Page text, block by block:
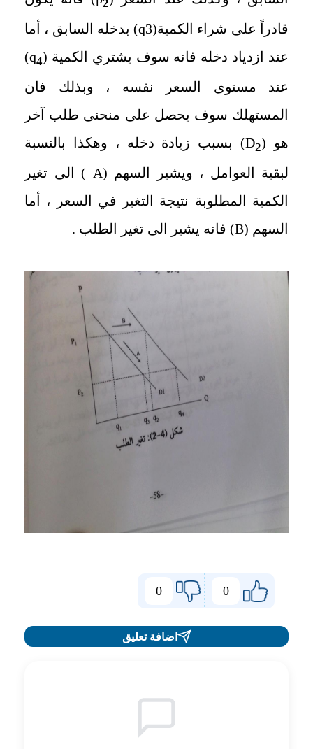
2
قادراً على شراء الكمية(q3) بدخله السابق ، أما
عند ازدياد دخله فانه سوف يشتري الكمية ( q4
)
عند مستوى السعر نفسه ، وبذلك فان
المستهلك سوف يحصل على منحنى طلب آخر
هو ( D2
) بسبب زيادة دخله ، وهكذا بالنسبة
لبقية العوامل ، ويشير السهم (A ) الى تغير
الكمية المطلوبة نتيجة التغير في السعر ، أما
السهم (B) فانه يشير الى تغير الطلب .
0
0
اضافة تعليق